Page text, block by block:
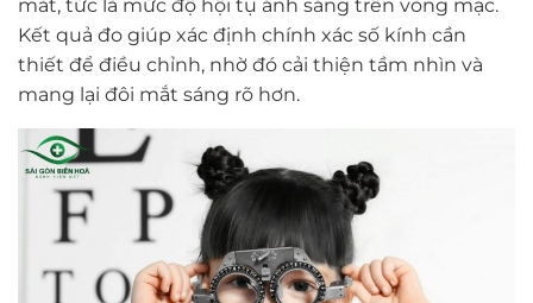
mắt, tức là mức độ hội tụ ánh sáng trên võng mạc.
Kết quả đo giúp xác định chính xác số kính cần
thiết để điều chỉnh, nhờ đó cải thiện tầm nhìn và
mang lại đôi mắt sáng rõ hơn.